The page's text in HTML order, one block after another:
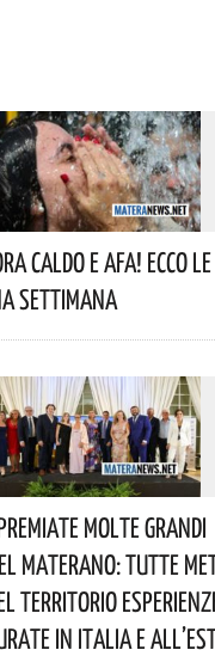
Caldo E Afa! Ecco
Settimana
Molte Grandi
Materano: Tutte
Territorio
In Italia E